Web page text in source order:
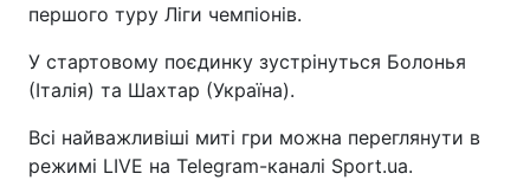
першого туру Ліги чемпіонів.
У стартовому поєдинку зустрінуться Болонья
(Італія) та Шахтар (Україна).
Всі найважливіші миті гри можна переглянути в
режимі LIVE на Telegram-каналі Sport.ua.